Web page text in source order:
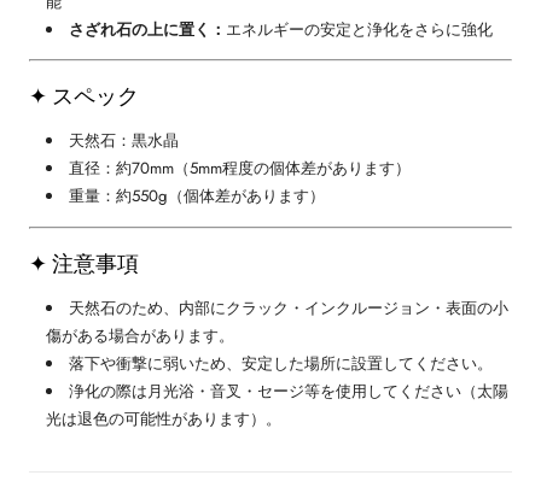
さざれ石の上に置く： エネルギーの安定と浄化をさらに強化
✦ スペック
天然石：黒水晶
直径：約70mm（5mm程度の個体差があります）
重量：約550g（個体差があります）
✦ 注意事項
天然石のため、内部にクラック・インクルージョン・表面の小
傷がある場合があります。
落下や衝撃に弱いため、安定した場所に設置してください。
浄化の際は月光浴・音叉・セージ等を使用してください（太陽
光は退色の可能性があります）。